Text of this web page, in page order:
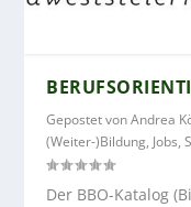
Gepostet vonAndrea
(Weiter-)Bildung, Jobs,
Der BBO-Katalog